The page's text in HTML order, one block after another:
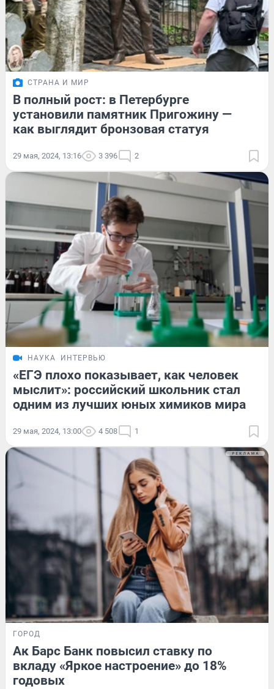
СТРАНА И МИР
В полный рост: в Петербурге
установили памятник Пригожину —
как выглядит бронзовая статуя
29 мая, 2024, 13:16 3 396 2
НАУКА ИНТЕРВЬЮ
«ЕГЭ плохо показывает, как человек
мыслит»: российский школьник стал
одним из лучших юных химиков мира
29 мая, 2024, 13:00 4 508 1
ГОРОД
Ак Барс Банк повысил ставку по
вкладу «Яркое настроение» до 18%
годовых